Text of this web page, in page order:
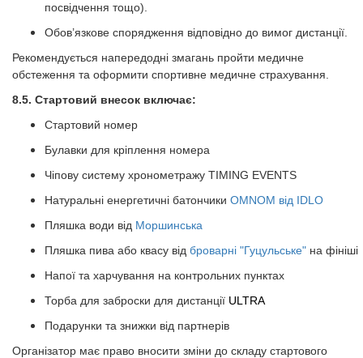
посвідчення тощо).
Обов’язкове спорядження відповідно до вимог дистанції.
Рекомендується напередодні змагань пройти медичне
обстеження та оформити спортивне медичне страхування.
8.5. Стартовий внесок включає:
Стартовий номер
Булавки для кріплення номера
Чіпову систему хронометражу TIMING EVENTS​​​​​​​
Натуральні енергетичні батончики OMNOM від IDLO
Пляшка води від Моршинська
Пляшка пива або квасу від броварні "Гуцульське" на фініші
Напої та харчування на контрольних пунктах
Торба для заброски для дистанції ULTRA
Подарунки та знижки від партнерів
Організатор має право вносити зміни до складу стартового